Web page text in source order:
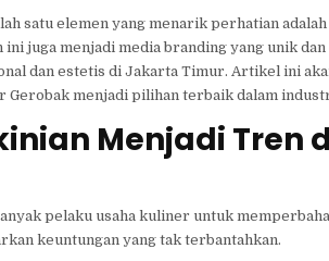
satu elemen yang menarik perhatian
juga menjadi media branding yang unik dan
dan estetis di Jakarta Timur. Artikel ini
Gerobak menjadi pilihan terbaik dalam
Menjadi Tren
pelaku usaha kuliner untuk
keuntungan yang tak terbantahkan.